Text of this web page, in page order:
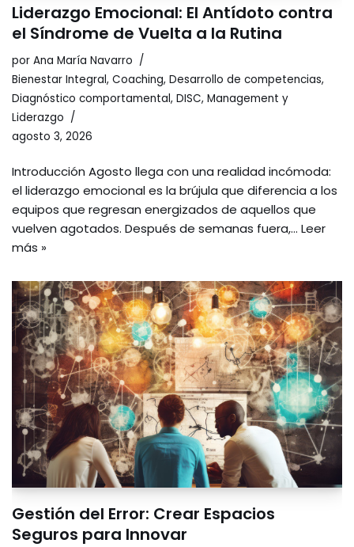
Liderazgo Emocional: El Antídoto contra
el Síndrome de Vuelta a la Rutina
por Ana María Navarro
Bienestar Integral, Coaching, Desarrollo de competencias,
Diagnóstico comportamental, DISC, Management y
Liderazgo
agosto 3, 2026
Introducción Agosto llega con una realidad incómoda:
el liderazgo emocional es la brújula que diferencia a los
equipos que regresan energizados de aquellos que
vuelven agotados. Después de semanas fuera,… Leer
más »
Gestión del Error: Crear Espacios
Seguros para Innovar